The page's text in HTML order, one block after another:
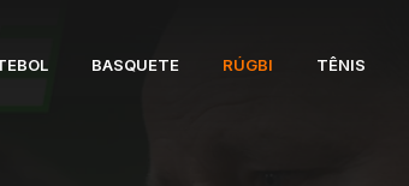
BASQUETE RÚGBI TÊNIS